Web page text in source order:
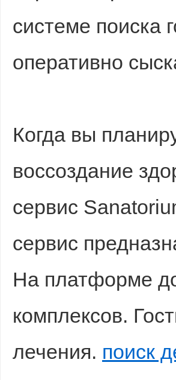
системе поиска
оперативно
Когда вы
воссоздание
сервис
сервис
На платформе
комплексов.
лечения. поиск